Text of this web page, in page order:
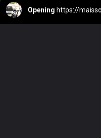
Opening